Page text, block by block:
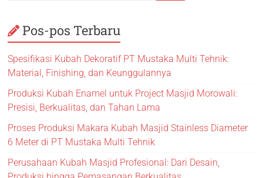
Pos-pos Terbaru
Spesifikasi Kubah Dekoratif PT Mustaka Multi Tehnik:
Material, Finishing, dan Keunggulannya
Produksi Kubah Enamel untuk Project Masjid Morowali:
Presisi, Berkualitas, dan Tahan Lama
Proses Produksi Makara Kubah Masjid Stainless Diameter
6 Meter di PT Mustaka Multi Tehnik
Perusahaan Kubah Masjid Profesional: Dari Desain,